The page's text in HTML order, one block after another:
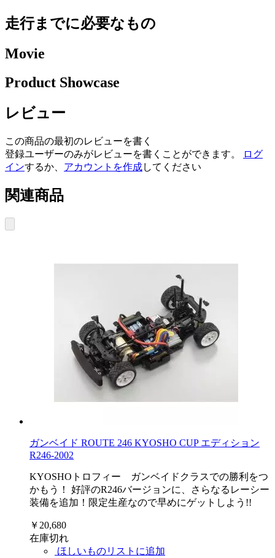
走行までに必要なもの
Movie
Product Showcase
レビュー
この商品の最初のレビューを書く
登録ユーザーのみがレビューを書くことができます。
ログ
インするか、 アカウントを作成してください
関連商品
ガンベイド ROUTE 246 KYOSHO CUP エディション
R246-2002
KYOSHOトロフィー ガンベイドクラスでの勝利をつ
かもう！ 好評のR246バージョンに、さらなるレーシー
装備を追加！限定生産なので早めにゲットしよう!!
￥20,680
在庫切れ
ほしいものリストに追加